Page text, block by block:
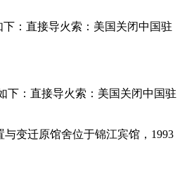
：直接导火索：美国关闭中国驻
下：直接导火索：美国关闭中国驻
变迁原馆舍位于锦江宾馆，1993